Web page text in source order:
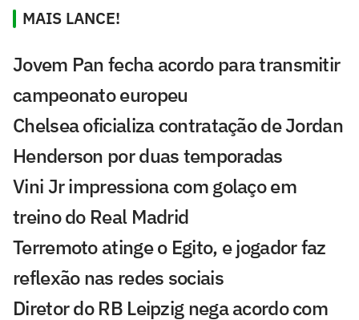
MAIS LANCE!
Jovem Pan fecha acordo para transmitir
campeonato europeu
Chelsea oficializa contratação de Jordan
Henderson por duas temporadas
Vini Jr impressiona com golaço em
treino do Real Madrid
Terremoto atinge o Egito, e jogador faz
reflexão nas redes sociais
Diretor do RB Leipzig nega acordo com